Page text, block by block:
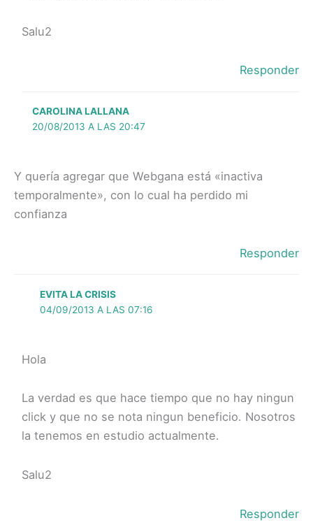
Salu2
Responder
CAROLINA LALLANA
20/08/2013 A LAS 20:47
Y quería agregar que Webgana está «inactiva
temporalmente», con lo cual ha perdido mi
confianza
Responder
EVITA LA CRISIS
04/09/2013 A LAS 07:16
Hola
La verdad es que hace tiempo que no hay ningun
click y que no se nota ningun beneficio. Nosotros
la tenemos en estudio actualmente.
Salu2
Responder